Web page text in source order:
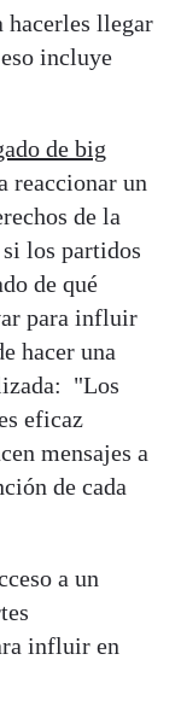
hacerles llegar
incluye
de big
reaccionar un
de la
los partidos
de qué
para influir
hacer una
"Los
eficaz
mensajes a
de cada
a un
influir en